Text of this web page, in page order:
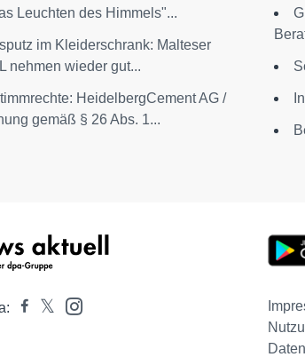
Leuchten des Himmels"...
im Kleiderschrank: Malteser
nehmen wieder gut...
HeidelbergCement AG /
gemäß § 26 Abs. 1...